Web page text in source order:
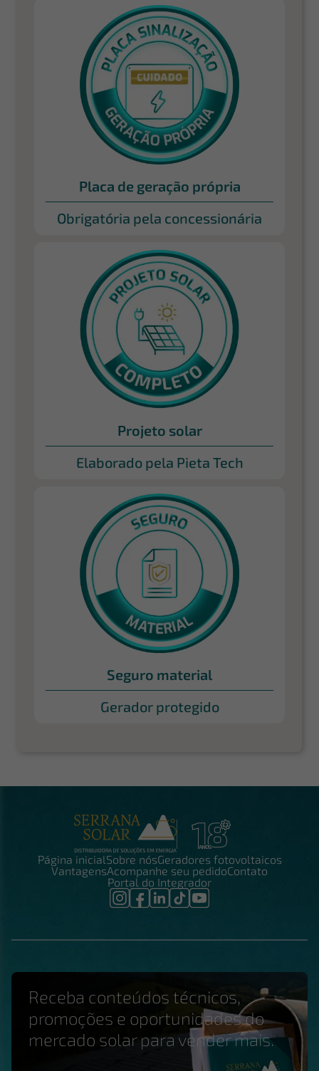
Placa de geração própria
Obrigatória pela concessionária
Projeto solar
Elaborado pela Pieta Tech
Seguro material
Gerador protegido
Página inicialSobre nósGeradores fotovoltaicos
VantagensAcompanhe seu pedidoContato
Portal do Integrador
Receba conteúdos técnicos,
promoções e oportunidades do
mercado solar para vender mais.